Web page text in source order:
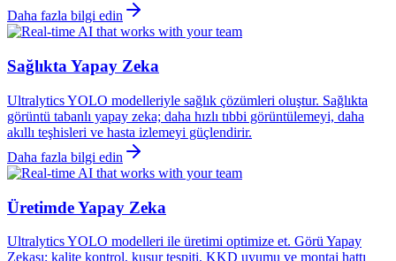
Daha fazla bilgi edin
Sağlıkta Yapay Zeka
Ultralytics YOLO modelleriyle sağlık çözümleri oluştur. Sağlıkta
görüntü tabanlı yapay zeka; daha hızlı tıbbi görüntülemeyi, daha
akıllı teşhisleri ve hasta izlemeyi güçlendirir.
Daha fazla bilgi edin
Üretimde Yapay Zeka
Ultralytics YOLO modelleri ile üretimi optimize et. Görü Yapay
Zekası; kalite kontrol, kusur tespiti, KKD uyumu ve montaj hattı